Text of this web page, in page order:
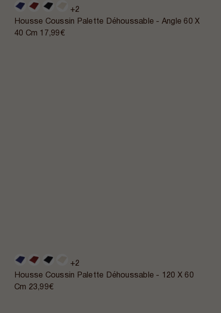
+2
Housse Coussin Palette Déhoussable - Angle 60 X
40 Cm 17,99€
+2
Housse Coussin Palette Déhoussable - 120 X 60
Cm 23,99€